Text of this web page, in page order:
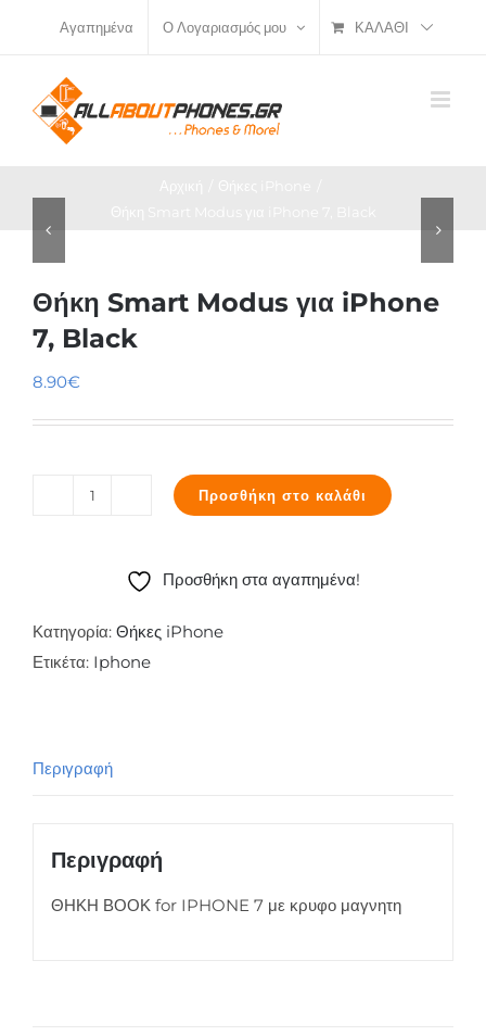
περιεχόμενο
Αγαπημένα Ο Λογαριασμός μου ΚΑΛΆΘΙ
Θήκη Smart Modus για iPhone
7, Black
8.90€
Modus
iPhone
7,
Προσθήκη στο καλάθι
Προσθήκη στα αγαπημένα!
Κατηγορία: Θήκες iPhone
Ετικέτα: Iphone
Περιγραφή
Περιγραφή
ΘΗΚΗ ΒΟΟΚ for IPHONE 7 με κρυφο μαγνητη